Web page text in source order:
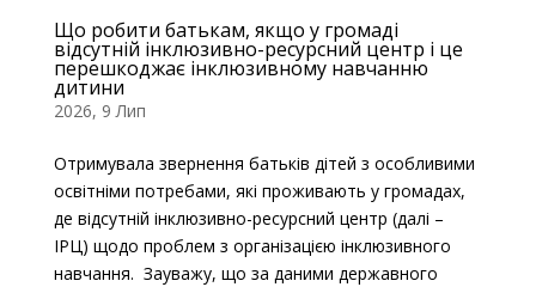
Що робити батькам, якщо у громаді
відсутній інклюзивно-ресурсний центр і це
перешкоджає інклюзивному навчанню
дитини
2026, 9 Лип
Отримувала звернення батьків дітей з особливими
освітніми потребами, які проживають у громадах,
де відсутній інклюзивно-ресурсний центр (далі –
ІРЦ) щодо проблем з організацією інклюзивного
навчання. Зауважу, що за даними державного